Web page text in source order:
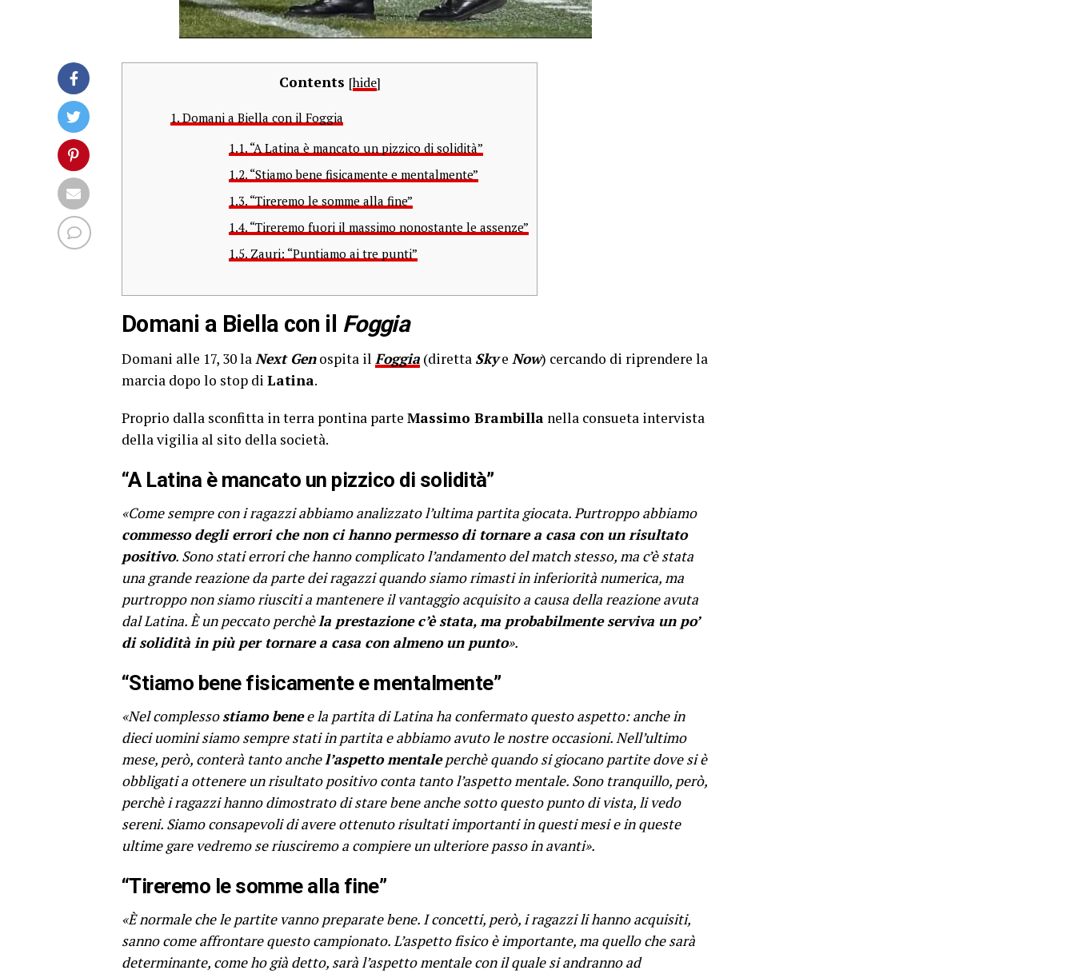
Contents [hide]
1. Domani a Biella con il Foggia
1.1.“A Latina è mancato un pizzico di solidità”
1.2.“Stiamo bene fisicamente e mentalmente”
1.3.“Tireremo le somme alla fine”
1.4.“Tireremo fuori il massimo nonostante le assenze”
1.5.Zauri: “Puntiamo ai tre punti”
Domani a Biella con il Foggia
Domani alle 17, 30 laNext Genospita il Foggia (diretta Skye Now) cercando di riprendere la
marcia dopo lo stop di Latina.
Proprio dalla sconfitta in terra pontina parte Massimo Brambilla nella consueta intervista
della vigilia al sito della società.
“A Latina è mancato un pizzico di solidità”
«Come sempre con i ragazzi abbiamo analizzato l’ultima partita giocata. Purtroppo abbiamo
commesso degli errori che non ci hanno permesso di tornare a casa con un risultato
positivo. Sono stati errori che hanno complicato l’andamento del match stesso, ma c’è stata
una grande reazione da parte dei ragazzi quando siamo rimasti in inferiorità numerica, ma
purtroppo non siamo riusciti a mantenere il vantaggio acquisito a causa della reazione avuta
dal Latina. È un peccato perchèla prestazione c’è stata, ma probabilmente serviva un po’
di solidità in più per tornare a casa con almeno un punto».
“Stiamo bene fisicamente e mentalmente”
«Nel complessostiamo benee la partita di Latina ha confermato questo aspetto: anche in
dieci uomini siamo sempre stati in partita e abbiamo avuto le nostre occasioni. Nell’ultimo
mese, però, conterà tanto anchel’aspetto mentaleperchè quando si giocano partite dove si è
obbligati a ottenere un risultato positivo conta tanto l’aspetto mentale. Sono tranquillo, però,
perchè i ragazzi hanno dimostrato di stare bene anche sotto questo punto di vista, li vedo
sereni. Siamo consapevoli di avere ottenuto risultati importanti in questi mesi e in queste
ultime gare vedremo se riusciremo a compiere un ulteriore passo in avanti».
“Tireremo le somme alla fine”
«È normale che le partite vanno preparate bene. I concetti, però, i ragazzi li hanno acquisiti,
sanno come affrontare questo campionato. L’aspetto fisico è importante, ma quello che sarà
determinante, come ho già detto, sarà l’aspetto mentale con il quale si andranno ad